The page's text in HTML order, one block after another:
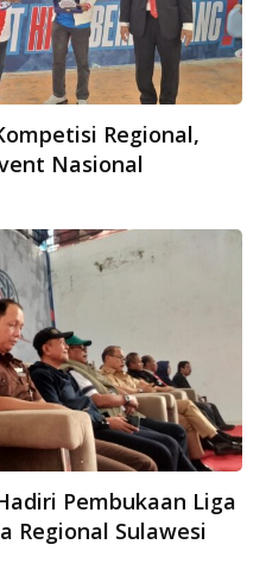
Regional,
Nasional
Pembukaan Liga
Regional Sulawesi